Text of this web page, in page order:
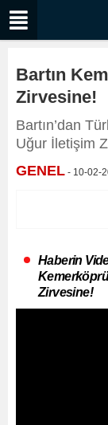
Bartın
Zirvesine!
Bartın’dan
Uğur İletişim
GENEL - 10-02-
Haberin
Zirvesine!